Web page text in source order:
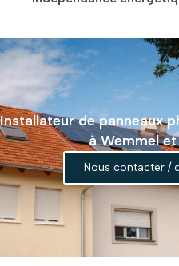
Installateur de panneaux
à Wemmel
Nous contacter /